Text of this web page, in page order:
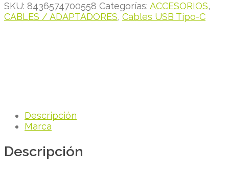
SKU: 8436574700558 Categorías: ACCESORIOS,
CABLES / ADAPTADORES, Cables USB Tipo-C
Descripción
Marca
Descripción